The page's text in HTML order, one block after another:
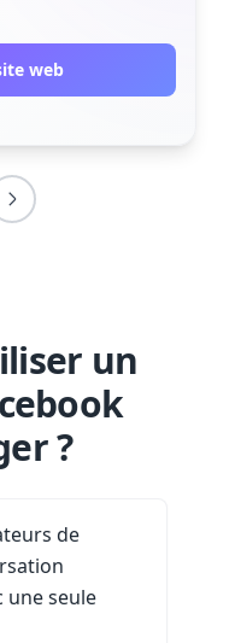
web
un
?
de
une seule